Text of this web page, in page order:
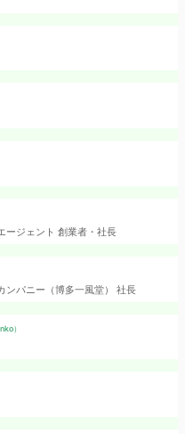
ージェント 創業者・社長
ンパニー（博多一風堂） 社長
）